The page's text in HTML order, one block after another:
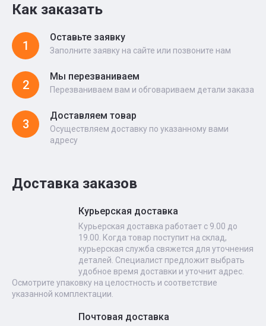
Как заказать
1
Оставьте заявку
Заполните заявку на сайте или позвоните нам
2
Мы перезваниваем
Перезваниваем вам и обговариваем детали заказа
3
Доставляем товар
Осуществляем доставку по указанному вами
адресу
Доставка заказов
Курьерская доставка
Курьерская доставка работает с 9.00 до
19.00. Когда товар поступит на склад,
курьерская служба свяжется для уточнения
деталей. Специалист предложит выбрать
удобное время доставки и уточнит адрес.
Осмотрите упаковку на целостность и соответствие
указанной комплектации.
Почтовая доставка